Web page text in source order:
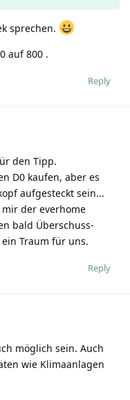
sprechen.
auf 800 .
Reply
den Tipp.
D0 kaufen, aber es
aufgesteckt sein...
der everhome
bald Überschuss-
Traum für uns.
Reply
möglich sein. Auch
wie Klimaanlagen